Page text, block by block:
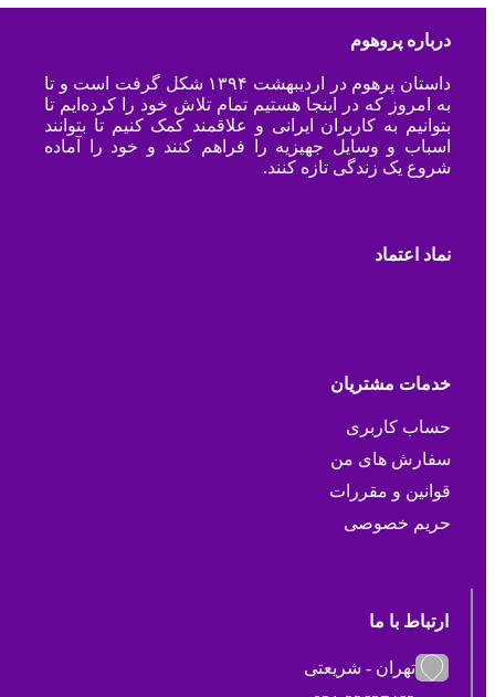
درباره پروهوم
داستان پرهوم در اردیبهشت ۱۳۹۴ شکل گرفت است و تا
به امروز که در اینجا هستیم تمام تلاش خود را کرده‌ایم تا
بتوانیم به کاربران ایرانی و علاقمند کمک کنیم تا بتوانند
اسباب و وسایل جهیزیه را فراهم کنند و خود را آماده
شروع یک زندگی تازه کنند.
نماد اعتماد
خدمات مشتریان
حساب کاربری
سفارش های من
قوانین و مقررات
حریم خصوصی
ارتباط با ما
تهران - شریعتی